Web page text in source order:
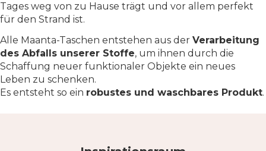
Tages weg von zu Hause trägt und vor allem perfekt
für den Strand ist.
Alle Maanta-Taschen entstehen aus der Verarbeitung
des Abfalls unserer Stoffe, um ihnen durch die
Schaffung neuer funktionaler Objekte ein neues
Leben zu schenken.
Es entsteht so ein robustes und waschbares Produkt.